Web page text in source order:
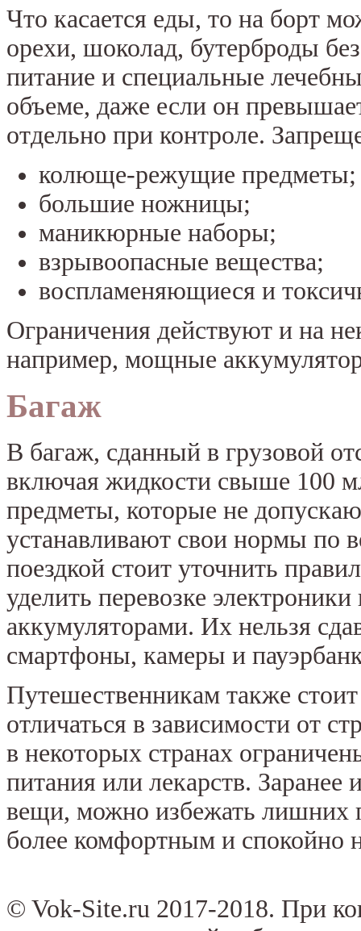
Что касается еды, то на борт
орехи, шоколад, бутерброды
питание и специальные
объеме, даже если он
отдельно при контроле.
колюще-режущие предметы;
большие ножницы;
маникюрные наборы;
взрывоопасные вещества;
воспламеняющиеся и
Ограничения действуют и на
например, мощные
Багаж
В багаж, сданный в грузовой
включая жидкости свыше 100
предметы, которые не
устанавливают свои нормы по
поездкой стоит уточнить
уделить перевозке
аккумуляторами. Их нельзя
смартфоны, камеры и
Путешественникам также
отличаться в зависимости от
в некоторых странах
питания или лекарств. Заранее
вещи, можно избежать лишних
более комфортным и спокойно
© Vok-Site.ru 2017-2018. При